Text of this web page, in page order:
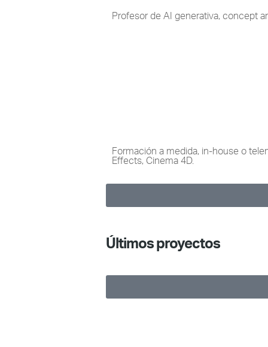
Profesor de AI generativa, concept
Formación a medida, in-house o
Effects, Cinema 4D.
Últimos proyectos